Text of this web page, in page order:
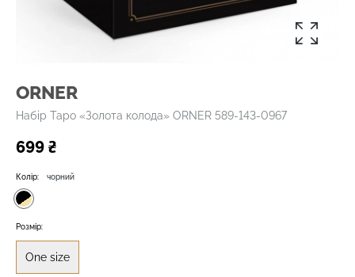
ORNER
Набір Таро «Золота колода» ORNER 589-143-0967
699 ₴
Колір: чорний
Розмір:
One size